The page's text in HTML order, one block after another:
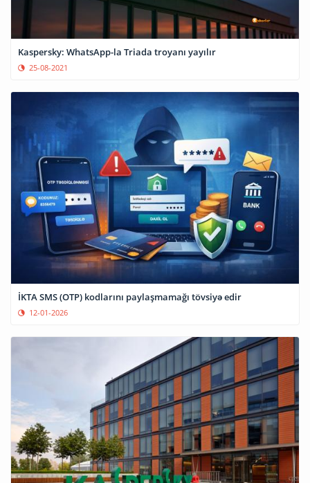
Kaspersky: WhatsApp-la Triada troyanı yayılır
25-08-2021
İKTA SMS (OTP) kodlarını paylaşmamağı tövsiyə edir
12-01-2026